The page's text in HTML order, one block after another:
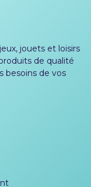
jouets et loisirs
de qualité
besoins de vos